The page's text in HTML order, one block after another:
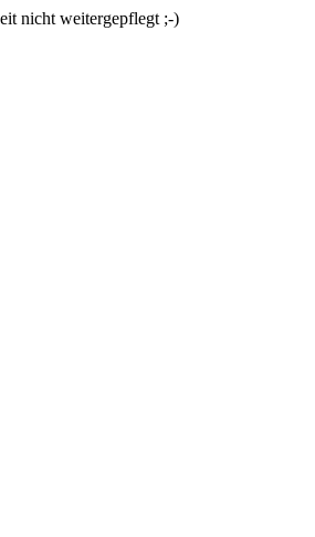
nicht weitergepflegt ;-)